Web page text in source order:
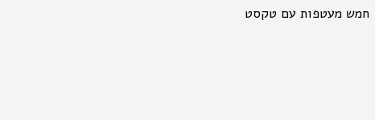
ומודגשת, חמש מעטפות עם טקסט